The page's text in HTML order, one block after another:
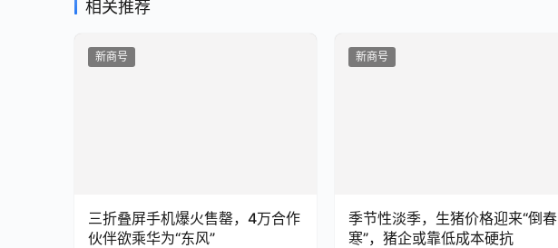
相关推荐
新商号
三折叠屏手机爆火售罄，4万合作
伙伴欲乘华为“东风”
新商号
季节性淡季，生猪价格迎来“倒春
寒”，猪企或靠低成本硬抗